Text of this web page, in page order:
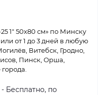
1" 50x80 см» по Минску
от 1 до 3 дней в любую
Витебск, Гродно,
Пинск, Орша,
Бесплатно, по